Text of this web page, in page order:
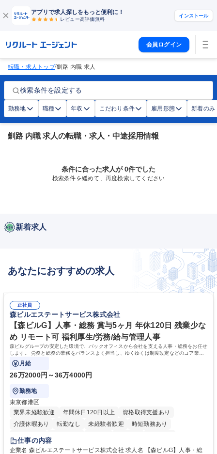
アプリで求人探しをもっと便利に！
レビュー高評価無料
インストール
会員ログイン
転職・求人トップ/釧路 内職 求人
検索条件を設定する
勤務地 職種 年収 こだわり条件 雇用形態 新着のみ
釧路 内職 求人の転職・求人・中途採用情報
条件に合った求人が 0件でした
検索条件を緩めて、再度検索してください
新着求人
あなたにおすすめの求人
正社員
森ビルエステートサービス株式会社
【森ビルG】人事・総務 賞与5ヶ月 年休120日 残業少な
め リモート可 福利厚生/労務/給与管理人事
森ビルグループの安定した環境で、バックオフィスから会社を支える人事・総務をお任せ
します。 労務と総務の業務をバランスよく担当し、ゆくゆくは制度改定などのコア業務
にも挑戦できる、やりがいある環境です。
月給
26万2000円～36万4000円
勤務地
東京都港区
業界未経験歓迎
年間休日120日以上
資格取得支援あり
介護休暇あり
転勤なし 未経験者歓迎
時短勤務あり
経験者歓迎
完全週休2日制
交通費支給 長期歓迎 駅近5分以内 土日祝休み
仕事の内容
企業名 森ビルエステートサービス株式会社 求人名 【森ビルG】人事・総